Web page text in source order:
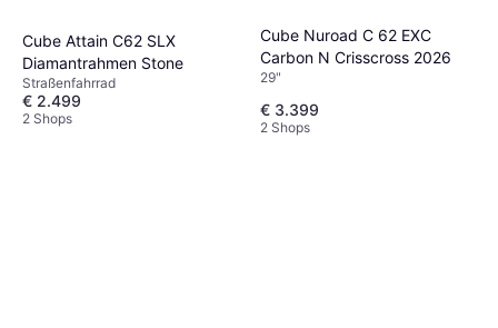
Cube Attain C62 SLX
Diamantrahmen Stone
Straßenfahrrad
€ 2.499
2 Shops
Cube Nuroad C 62 EXC
Carbon N Crisscross 2026
29"
€ 3.399
2 Shops